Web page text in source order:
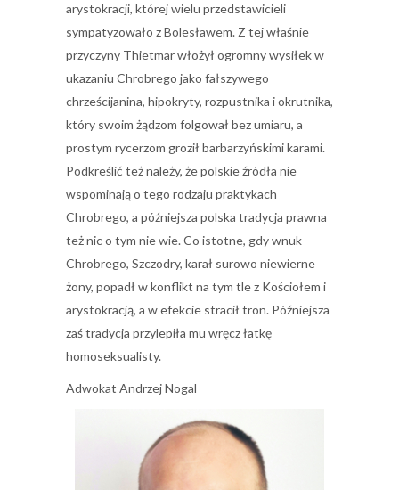
arystokracji, której wielu przedstawicieli
sympatyzowało z Bolesławem. Z tej właśnie
przyczyny Thietmar włożył ogromny wysiłek w
ukazaniu Chrobrego jako fałszywego
chrześcijanina, hipokryty, rozpustnika i okrutnika,
który swoim żądzom folgował bez umiaru, a
prostym rycerzom groził barbarzyńskimi karami.
Podkreślić też należy, że polskie źródła nie
wspominają o tego rodzaju praktykach
Chrobrego, a późniejsza polska tradycja prawna
też nic o tym nie wie. Co istotne, gdy wnuk
Chrobrego, Szczodry, karał surowo niewierne
żony, popadł w konflikt na tym tle z Kościołem i
arystokracją, a w efekcie stracił tron. Późniejsza
zaś tradycja przylepiła mu wręcz łatkę
homoseksualisty.
Adwokat Andrzej Nogal